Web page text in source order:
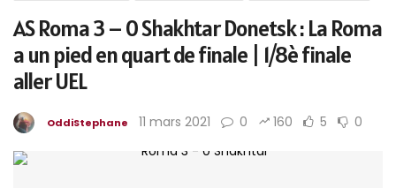
AS Roma 3 – 0 Shakhtar Donetsk : La Roma
a un pied en quart de finale | 1/8è finale
aller UEL
OddiStephane 11 mars 2021 0 160 5 0